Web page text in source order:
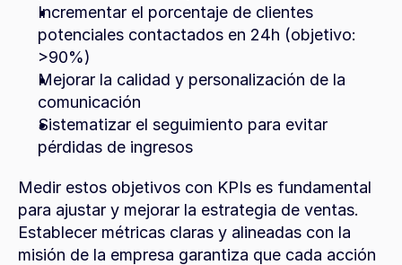
Incrementar el porcentaje de clientes
potenciales contactados en 24h (objetivo:
>90%)
Mejorar la calidad y personalización de la
comunicación
Sistematizar el seguimiento para evitar
pérdidas de ingresos
Medir estos objetivos con KPIs es fundamental
para ajustar y mejorar la estrategia de ventas.
Establecer métricas claras y alineadas con la
misión de la empresa garantiza que cada acción